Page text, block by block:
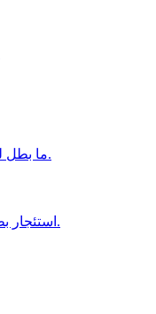
ما بطل لوضع المواهب ، رون أو سحر.
استئجار بطل باستخدام شارات الشرف.